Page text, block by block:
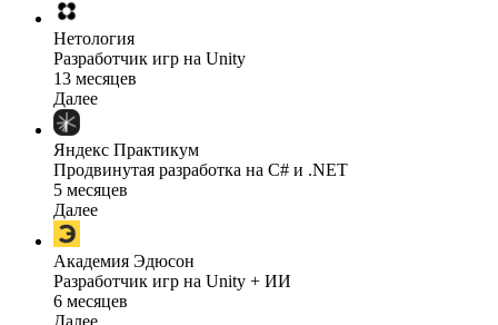
Нетология
Разработчик игр на Unity
13 месяцев
Далее
Яндекс Практикум
Продвинутая разработка на C# и .NET
5 месяцев
Далее
Академия Эдюсон
Разработчик игр на Unity + ИИ
6 месяцев